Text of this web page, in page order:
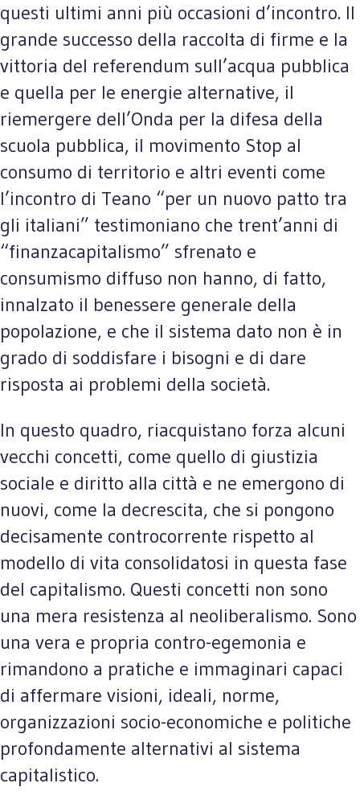
questi ultimi anni più occasioni d’incontro. Il
grande successo della raccolta di firme e la
vittoria del referendum sull’acqua pubblica
e quella per le energie alternative, il
riemergere dell’Onda per la difesa della
scuola pubblica, il movimento Stop al
consumo di territorio e altri eventi come
l’incontro di Teano “per un nuovo patto tra
gli italiani” testimoniano che trent’anni di
“finanzacapitalismo” sfrenato e
consumismo diffuso non hanno, di fatto,
innalzato il benessere generale della
popolazione, e che il sistema dato non è in
grado di soddisfare i bisogni e di dare
risposta ai problemi della società.
In questo quadro, riacquistano forza alcuni
vecchi concetti, come quello di giustizia
sociale e diritto alla città e ne emergono di
nuovi, come la decrescita, che si pongono
decisamente controcorrente rispetto al
modello di vita consolidatosi in questa fase
del capitalismo. Questi concetti non sono
una mera resistenza al neoliberalismo. Sono
una vera e propria contro-egemonia e
rimandono a pratiche e immaginari capaci
di affermare visioni, ideali, norme,
organizzazioni socio-economiche e politiche
profondamente alternativi al sistema
capitalistico.